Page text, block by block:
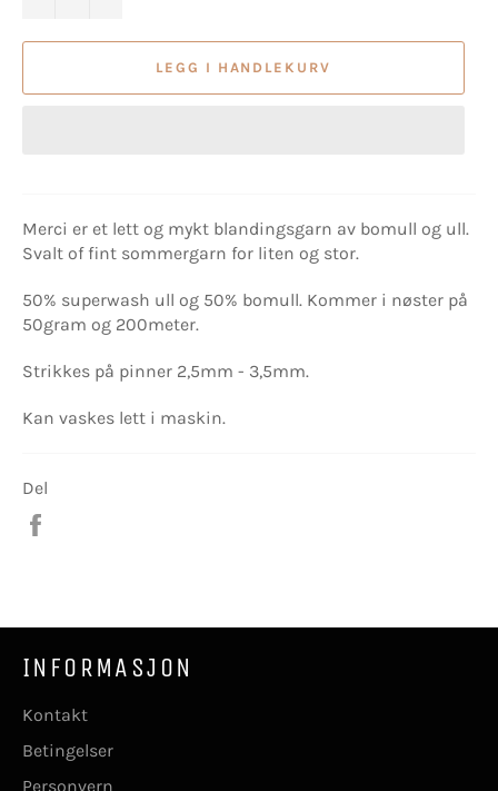
LEGG I HANDLEKURV
Merci er et lett og mykt blandingsgarn av bomull og ull.
Svalt of fint sommergarn for liten og stor.
50% superwash ull og 50% bomull. Kommer i nøster på
50gram og 200meter.
Strikkes på pinner 2,5mm - 3,5mm.
Kan vaskes lett i maskin.
Del
INFORMASJON
Kontakt
Betingelser
Personvern